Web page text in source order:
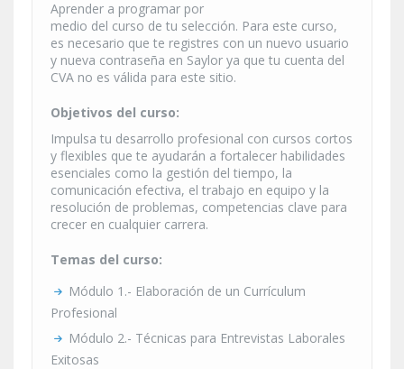
Aprender a programar por
medio del curso de tu selección. Para este curso,
es necesario que te registres con un nuevo usuario
y nueva contraseña en Saylor ya que tu cuenta del
CVA no es válida para este sitio.
Objetivos del curso:
Impulsa tu desarrollo profesional con cursos cortos
y flexibles que te ayudarán a fortalecer habilidades
esenciales como la gestión del tiempo, la
comunicación efectiva, el trabajo en equipo y la
resolución de problemas, competencias clave para
crecer en cualquier carrera.
Temas del curso:
Módulo 1.- Elaboración de un Currículum
Profesional
Módulo 2.- Técnicas para Entrevistas Laborales
Exitosas